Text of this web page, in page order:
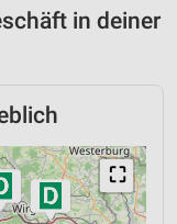
in deiner
⛶